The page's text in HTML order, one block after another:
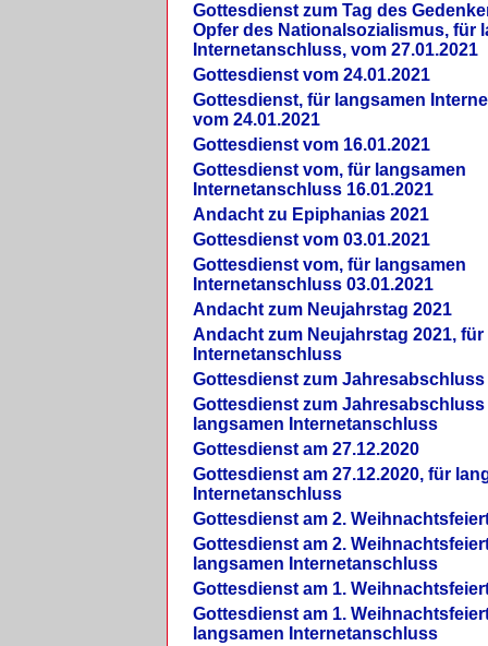
Gottesdienst zum Tag des
Opfer des Nationalsozialismus, für
Internetanschluss, vom 27.01.2021
Gottesdienst vom 24.01.2021
Gottesdienst, für langsamen
vom 24.01.2021
Gottesdienst vom 16.01.2021
Gottesdienst vom, für langsamen
Internetanschluss 16.01.2021
Andacht zu Epiphanias 2021
Gottesdienst vom 03.01.2021
Gottesdienst vom, für langsamen
Internetanschluss 03.01.2021
Andacht zum Neujahrstag 2021
Andacht zum Neujahrstag 2021,
Internetanschluss
Gottesdienst zum Jahresabschluss
Gottesdienst zum Jahresabschluss
langsamen Internetanschluss
Gottesdienst am 27.12.2020
Gottesdienst am 27.12.2020, für
Internetanschluss
Gottesdienst am 2.
Gottesdienst am 2.
langsamen Internetanschluss
Gottesdienst am 1.
Gottesdienst am 1.
langsamen Internetanschluss